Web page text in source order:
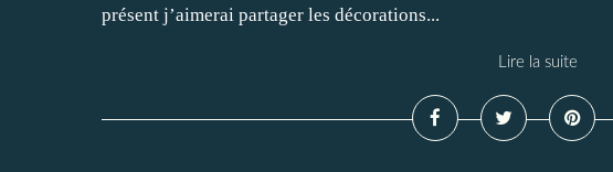
présent j’aimerai partager les décorations...
Lire la suite